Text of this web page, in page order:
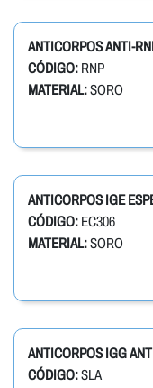
ANTICORPOS ANTI-
CÓDIGO: RNP
MATERIAL:SORO
ANTICORPOS IGE
CÓDIGO: EC306
MATERIAL:SORO
ANTICORPOS IGG
CÓDIGO:SLA